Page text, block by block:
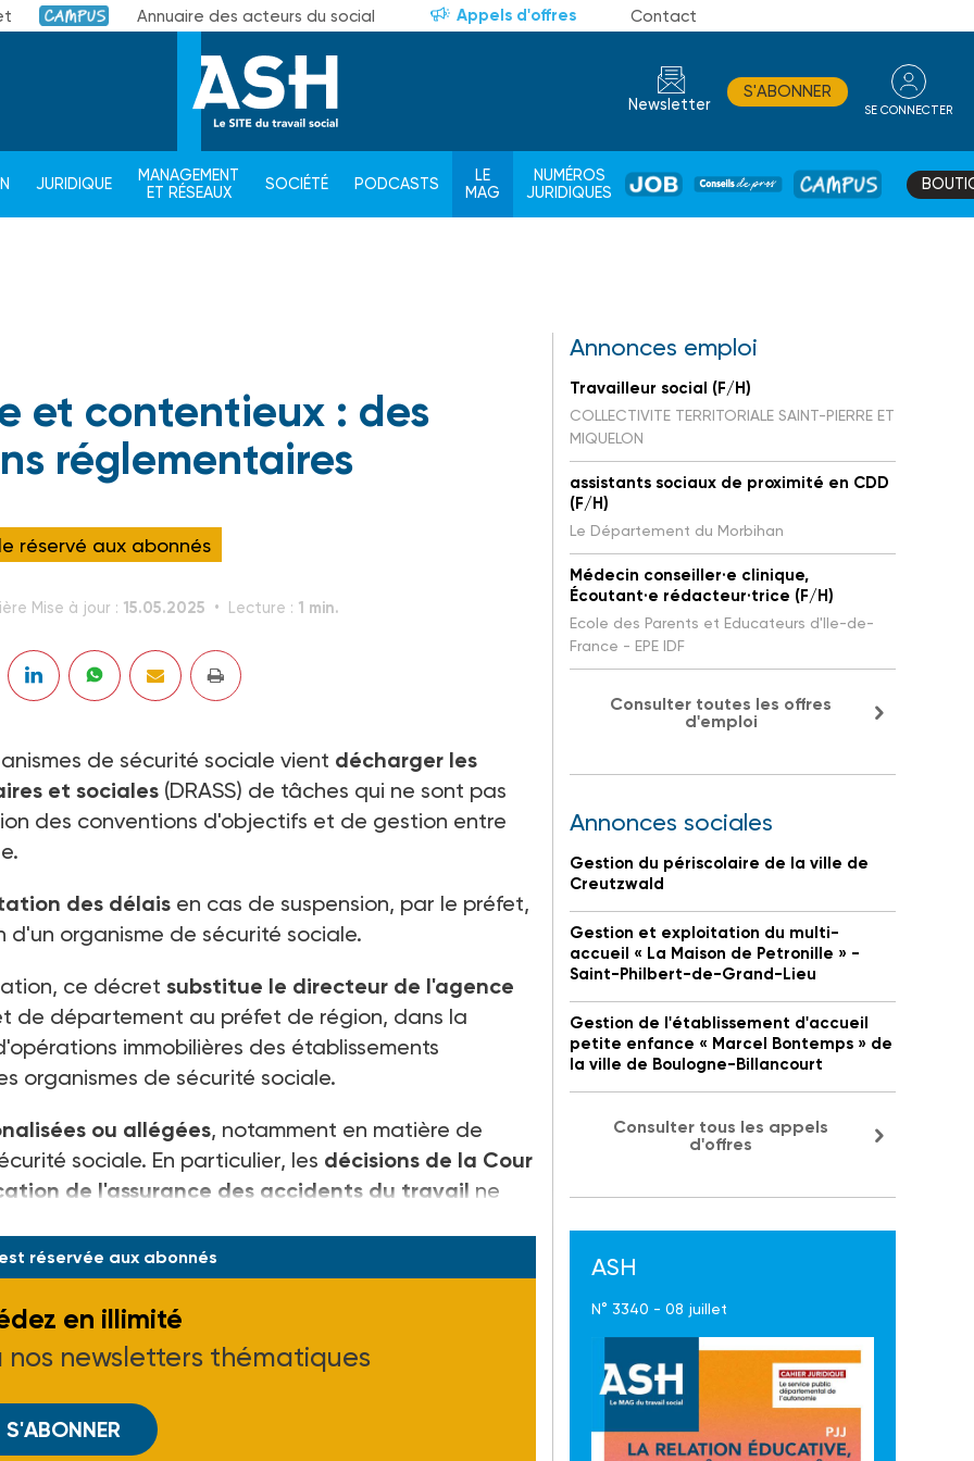
Campus Annuaire des acteurs du social Appels d'offres Contact
Newsletter
S'ABONNER
SE CONNECTER
JURIDIQUE
MANAGEMENT
ET RÉSEAUX
SOCIÉTÉ PODCASTS
LE
MAG
NUMÉROS
JURIDIQUES
JOB
DE
CAMPUS
et contentieux : des
réglementaires
réservé aux abonnés
Mise à jour : 15.05.2025 Lecture : 1 min.
de sécurité sociale vient décharger les
et sociales (DRASS) de tâches qui ne sont pas
des conventions d'objectifs et de gestion entre
des délais en cas de suspension, par le préfet,
organisme de sécurité sociale.
ce décret substitue le directeur de l'agence
de département au préfet de région, dans la
immobilières des établissements
organismes de sécurité sociale.
ou allégées, notamment en matière de
sociale. En particulier, les décisions de la Cour
de l'assurance des accidents du travail ne
réservée aux abonnés
en illimité
nos newsletters thématiques
S'ABONNER
Annonces emploi
Travailleur social (F/H)
COLLECTIVITE TERRITORIALE SAINT-PIERRE ET
MIQUELON
assistants sociaux de proximité en CDD
(F/H)
Le Département du Morbihan
Médecin conseiller·e clinique,
Écoutant·e rédacteur·trice (F/H)
Ecole des Parents et Educateurs d'Ile-de-
France - EPE IDF
Consulter toutes les offres
d'emploi
Annonces sociales
Gestion du périscolaire de la ville de
Creutzwald
Gestion et exploitation du multi-
accueil « La Maison de Petronille » -
Saint-Philbert-de-Grand-Lieu
Gestion de l'établissement d'accueil
petite enfance « Marcel Bontemps » de
la ville de Boulogne-Billancourt
Consulter tous les appels
d'offres
ASH
N° 3340 - 08 juillet